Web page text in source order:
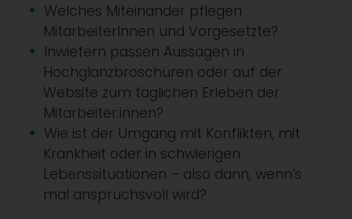
Welches Miteinander pflegen
MitarbeiterInnen und Vorgesetzte?
Inwiefern passen Aussagen in
Hochglanzbroschüren oder auf der
Website zum täglichen Erleben der
Mitarbeiter:innen?
Wie ist der Umgang mit Konflikten, mit
Krankheit oder in schwierigen
Lebenssituationen – also dann, wenn’s
mal anspruchsvoll wird?